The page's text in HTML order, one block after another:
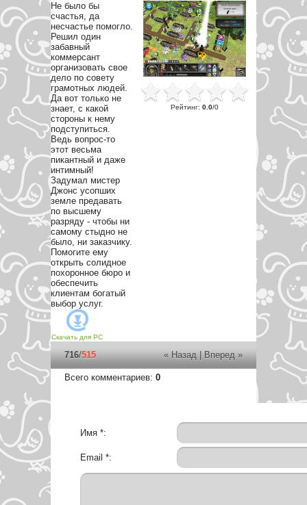
Не было бы
счастья, да
несчастье помогло.
Решил один
забавный
коммерсант
организовать свое
дело по совету
грамотных людей.
Да вот только не
знает, с какой
стороны к нему
подступиться.
Ведь вопрос-то
этот весьма
пикантный и даже
интимный!
Задумал мистер
Джонс усопших
земле предавать
по высшему
разряду - чтобы ни
самому стыдно не
было, ни заказчику.
Помогите ему
открыть солидное
похоронное бюро и
обеспечить
клиентам богатый
выбор услуг.
Скачать для PC
Рейтинг: 0.0/0
« Назад|Вперед »
716/515
Всего комментариев: 0
Имя *:
Email *: